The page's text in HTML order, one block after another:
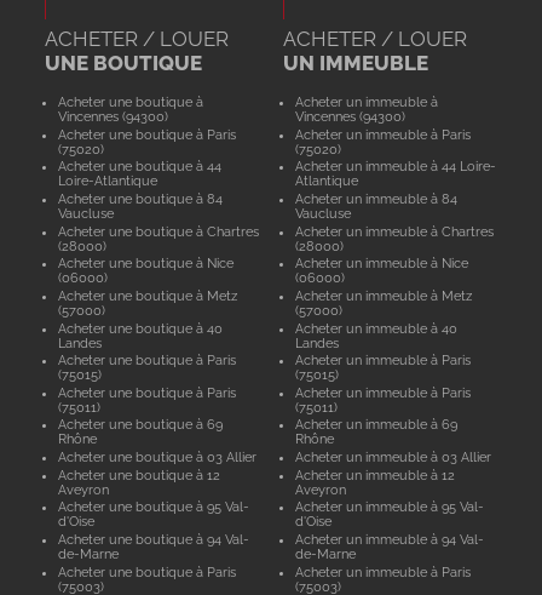
ACHETER / LOUER
UNE BOUTIQUE
Acheter une boutique à
Vincennes (94300)
Acheter une boutique à Paris
(75020)
Acheter une boutique à 44
Loire-Atlantique
Acheter une boutique à 84
Vaucluse
Acheter une boutique à Chartres
(28000)
Acheter une boutique à Nice
(06000)
Acheter une boutique à Metz
(57000)
Acheter une boutique à 40
Landes
Acheter une boutique à Paris
(75015)
Acheter une boutique à Paris
(75011)
Acheter une boutique à 69
Rhône
Acheter une boutique à 03 Allier
Acheter une boutique à 12
Aveyron
Acheter une boutique à 95 Val-
d'Oise
Acheter une boutique à 94 Val-
de-Marne
Acheter une boutique à Paris
(75003)
ACHETER / LOUER
UN IMMEUBLE
Acheter un immeuble à
Vincennes (94300)
Acheter un immeuble à Paris
(75020)
Acheter un immeuble à 44 Loire-
Atlantique
Acheter un immeuble à 84
Vaucluse
Acheter un immeuble à Chartres
(28000)
Acheter un immeuble à Nice
(06000)
Acheter un immeuble à Metz
(57000)
Acheter un immeuble à 40
Landes
Acheter un immeuble à Paris
(75015)
Acheter un immeuble à Paris
(75011)
Acheter un immeuble à 69
Rhône
Acheter un immeuble à 03 Allier
Acheter un immeuble à 12
Aveyron
Acheter un immeuble à 95 Val-
d'Oise
Acheter un immeuble à 94 Val-
de-Marne
Acheter un immeuble à Paris
(75003)